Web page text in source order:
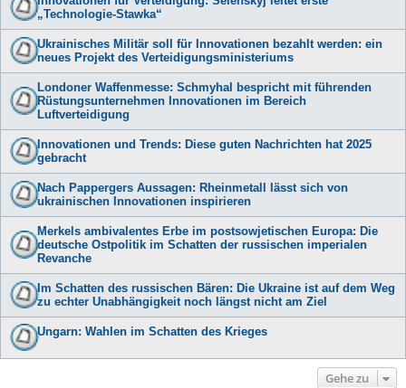
„Technologie-Stawka“
Ukrainisches Militär soll für Innovationen bezahlt werden: ein
neues Projekt des Verteidigungsministeriums
Londoner Waffenmesse: Schmyhal bespricht mit führenden
Rüstungsunternehmen Innovationen im Bereich
Luftverteidigung
Innovationen und Trends: Diese guten Nachrichten hat 2025
gebracht
Nach Pappergers Aussagen: Rheinmetall lässt sich von
ukrainischen Innovationen inspirieren
Merkels ambivalentes Erbe im postsowjetischen Europa: Die
deutsche Ostpolitik im Schatten der russischen imperialen
Revanche
Im Schatten des russischen Bären: Die Ukraine ist auf dem Weg
zu echter Unabhängigkeit noch längst nicht am Ziel
Ungarn: Wahlen im Schatten des Krieges
Gehe zu